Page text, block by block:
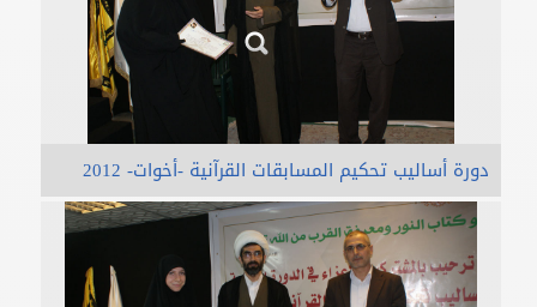
دورة أساليب تحكيم المسابقات القرآنية -أخوات- 2012